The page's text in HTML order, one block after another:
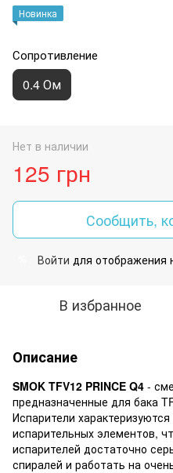
Новинка
Сопротивление
0.4 Ом
Нет в наличии
125 грн
Сообщить,
Войти для отображения
В избранное
Описание
SMOK TFV12 PRINCE Q4 -
предназначенные для бака
Испарители
испарительных элементов,
испарителей достаточно
спиралей и работать на